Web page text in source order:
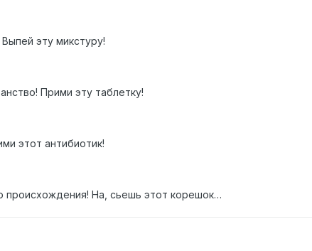
эту микстуру!
Прими эту таблетку!
этот антибиотик!
происхождения! На, сьешь этот корешок…